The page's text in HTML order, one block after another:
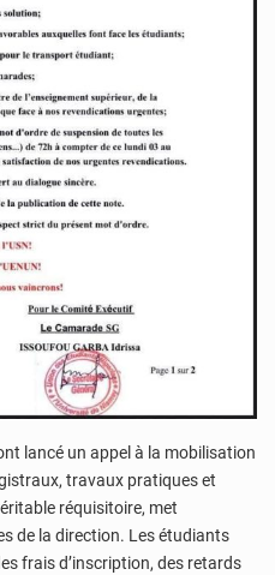
lancé un appel à la mobilisation
travaux pratiques et
réquisitoire, met
de la direction. Les étudiants
frais d’inscription, des retards